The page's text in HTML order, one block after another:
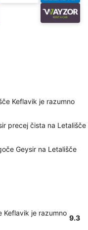
Keflavik je razumno
precej čista na Letališče
Geysir na Letališče
Keflavik je razumno
9.3